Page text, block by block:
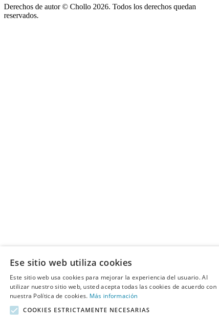
Derechos de autor © Chollo 2026. Todos los derechos quedan
reservados.
Ese sitio web utiliza cookies
Este sitio web usa cookies para mejorar la experiencia del usuario. Al
utilizar nuestro sitio web, usted acepta todas las cookies de acuerdo con
nuestra Política de cookies. Más información
COOKIES ESTRICTAMENTE NECESARIAS